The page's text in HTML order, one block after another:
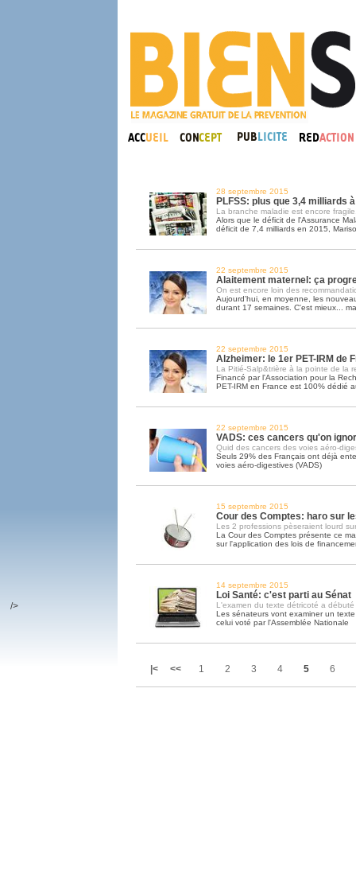
28 septembre 2015
PLFSS: plus que 3,4 milliards
La branche maladie est encore
Alors que le déficit de l'Assurance
déficit de 7,4 milliards en 2015,
22 septembre 2015
Alaitement maternel: ça
On est encore loin des
Aujourd'hui, en moyenne, les
durant 17 semaines. C'est mieux...
22 septembre 2015
Alzheimer: le 1er PET-IRM de
La Pitié-Salp&trière à la pointe de la
Financé par l'Association pour la
PET-IRM en France est 100% dédié
22 septembre 2015
VADS: ces cancers qu'on
Quid des cancers des voies aéro-
Seuls 29% des Français ont déjà
voies aéro-digestives (VADS)
15 septembre 2015
Cour des Comptes: haro sur
Les 2 professions pèseraient lourd
La Cour des Comptes présente ce
sur l'application des lois de
14 septembre 2015
Loi Santé: c'est parti au Sénat
L'examen du texte détricoté a débuté
Les sénateurs vont examiner un
celui voté par l'Assemblée Nationale
|< << 1 2 3 4 5 6
/>